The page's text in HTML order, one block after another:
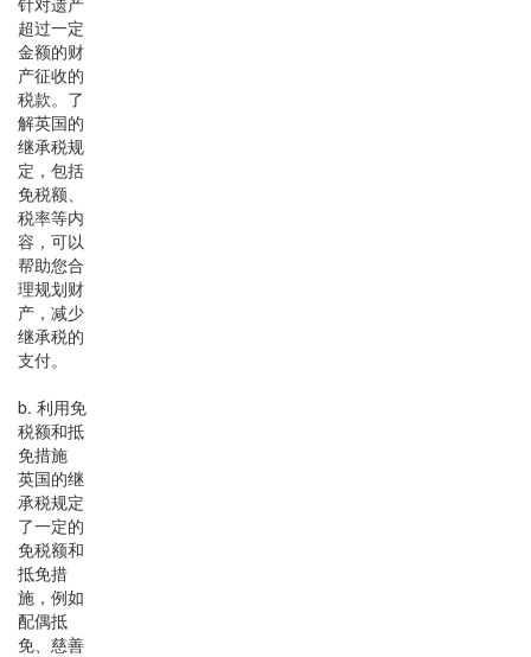
超过一定
金额的财
产征收的
税款。了
解英国的
继承税规
定，包括
免税额、
税率等内
容，可以
帮助您合
理规划财
产，减少
继承税的
支付。
b. 利用免
税额和抵
免措施
英国的继
承税规定
了一定的
免税额和
抵免措
施，例如
配偶抵
免、慈善